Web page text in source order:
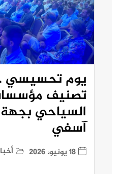
يوم تحسيسي
تصنيف مؤسسات
السياحي
آسفي
18 يونيو، 2026